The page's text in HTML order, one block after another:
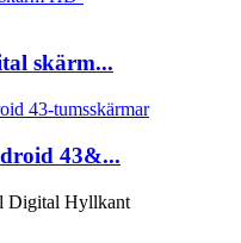
skärm...
43&...